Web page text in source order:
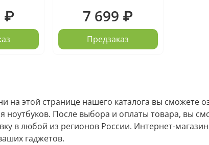
₽ 7 699 ₽
Предзаказ
на этой странице нашего каталога вы сможете
ноутбуков. После выбора и оплаты товара, вы
в любой из регионов России. Интернет-
гаджетов.